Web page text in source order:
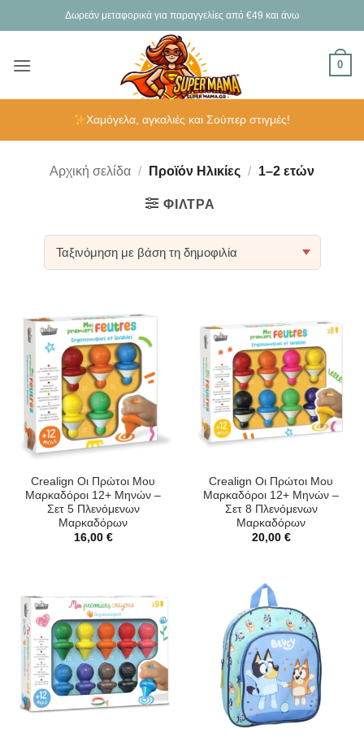
στο
Δωρεάν μεταφορικά για παραγγελίες από €49 και άνω
0
Χαμόγελα, αγκαλιές και Σούπερ στιγμές!
Αρχική σελίδα / Προϊόν Ηλικίες / 1–2 ετών
ΦΊΛΤΡΑ
Crealign Οι Πρώτοι Μου
Μαρκαδόροι 12+ Μηνών –
Σετ 5 Πλενόμενων
Μαρκαδόρων
16,00 €
Crealign Οι Πρώτοι Μου
Μαρκαδόροι 12+ Μηνών –
Σετ 8 Πλενόμενων
Μαρκαδόρων
20,00 €